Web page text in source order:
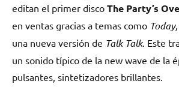
editan el primer disco The Party’s
en ventas gracias a temas como
una nueva versión de Talk Talk. Este
un sonido típico de la new wave de la
pulsantes, sintetizadores brillantes.